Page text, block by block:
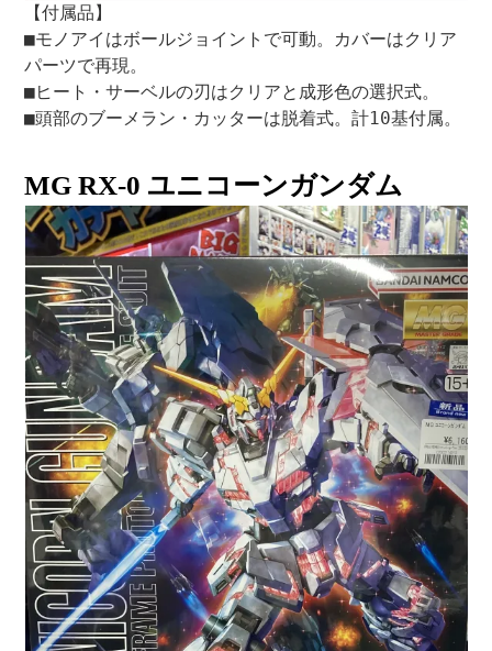
【付属品】
■モノアイはボールジョイントで可動。カバーはクリア
パーツで再現。
■ヒート・サーベルの刃はクリアと成形色の選択式。
■頭部のブーメラン・カッターは脱着式。計10基付属。
MG RX-0 ユニコーンガンダム